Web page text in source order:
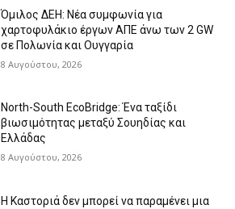
Όμιλος ΔΕΗ: Νέα συμφωνία για
χαρτοφυλάκιο έργων ΑΠΕ άνω των 2 GW
σε Πολωνία και Ουγγαρία
8 Αυγούστου, 2026
North-South EcoBridge: Ένα ταξίδι
βιωσιμότητας μεταξύ Σουηδίας και
Ελλάδας
8 Αυγούστου, 2026
Η Καστοριά δεν μπορεί να παραμένει μια